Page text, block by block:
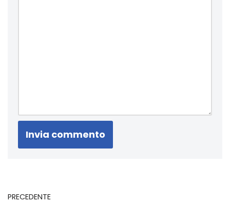
PRECEDENTE